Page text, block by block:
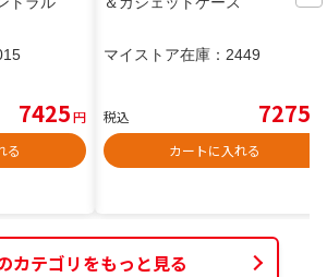
7425円
る
マイストア在庫： 2449
税込 7275
カートに入れる
カテゴリをもっと見る